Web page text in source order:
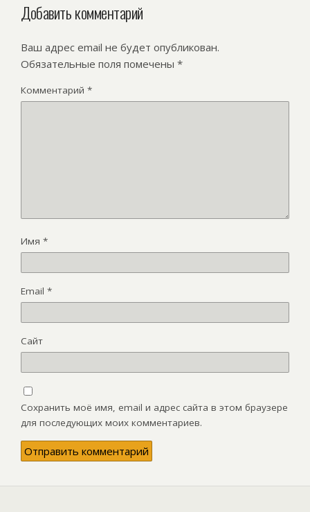
Добавить комментарий
Ваш адрес email не будет опубликован.
Обязательные поля помечены *
Комментарий *
Имя *
Email *
Сайт
Сохранить моё имя, email и адрес сайта в этом браузере
для последующих моих комментариев.